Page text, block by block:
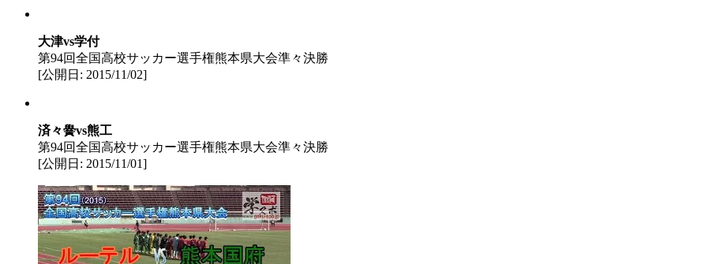
大津vs学付
第94回全国高校サッカー選手権熊本県大会準々決勝
[公開日: 2015/11/02]
済々黌vs熊工
第94回全国高校サッカー選手権熊本県大会準々決勝
[公開日: 2015/11/01]